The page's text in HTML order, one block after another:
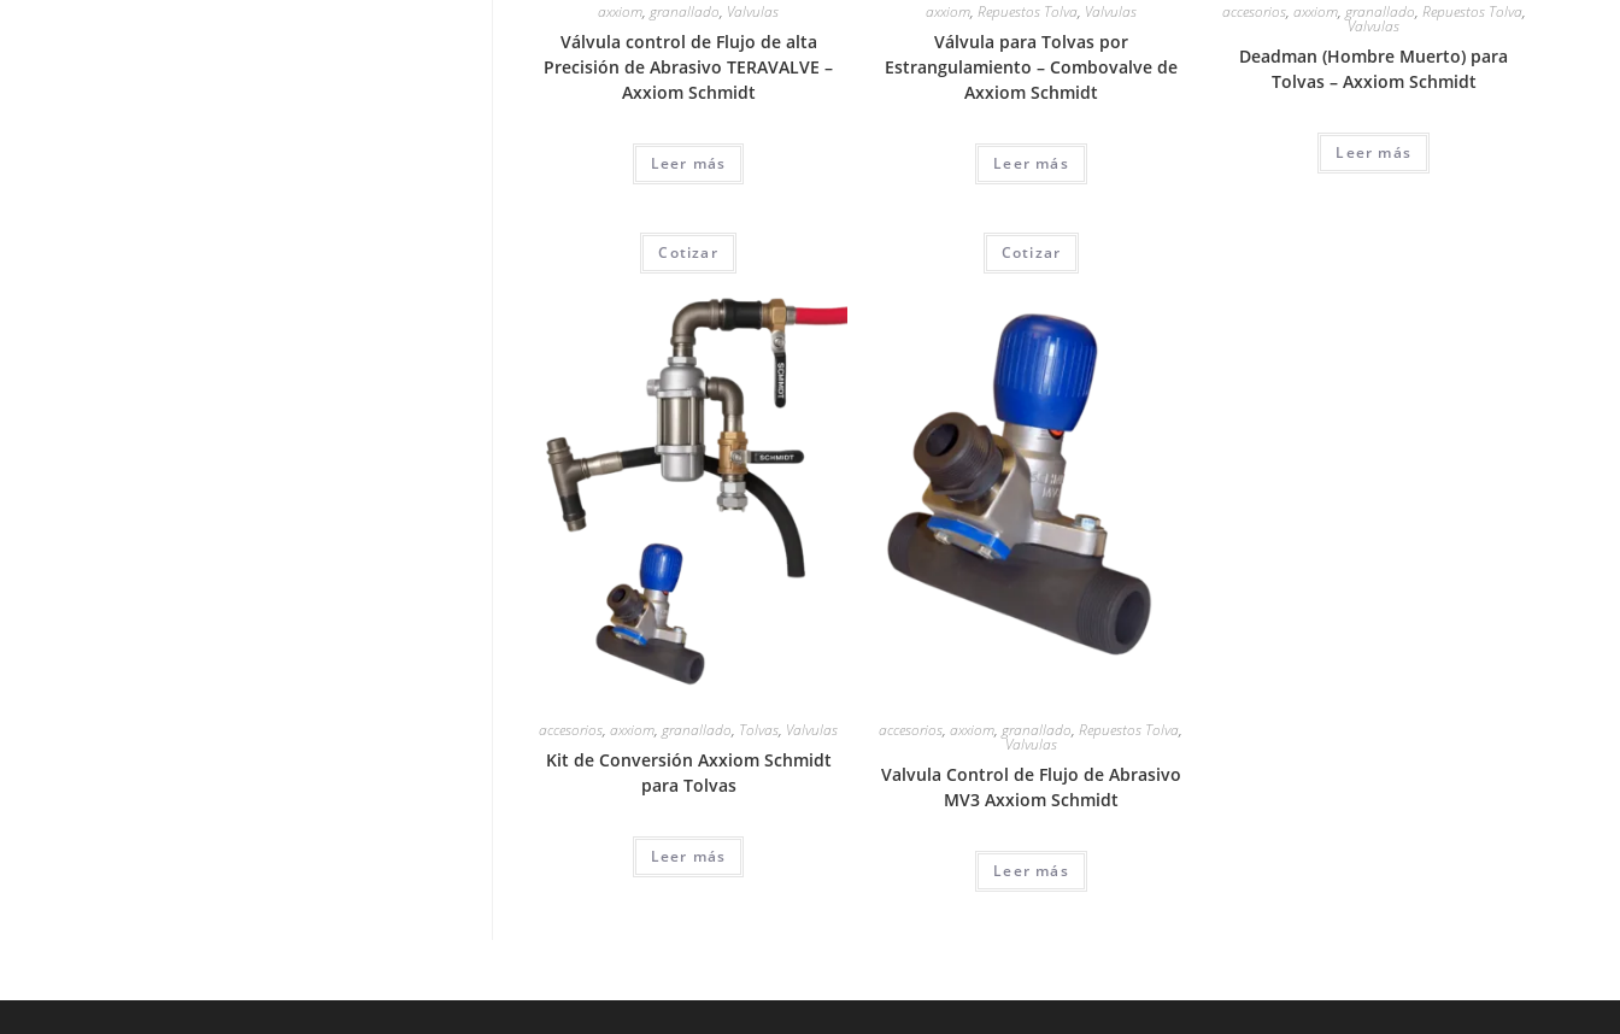
axxiom, granallado, Valvulas
Válvula control de Flujo de alta
Precisión de Abrasivo TERAVALVE –
Axxiom Schmidt
Leer más
axxiom, Repuestos Tolva, Valvulas
Válvula para Tolvas por
Estrangulamiento – Combovalve de
Axxiom Schmidt
Leer más
accesorios, axxiom, granallado, Repuestos Tolva,
Valvulas
Deadman (Hombre Muerto) para
Tolvas – Axxiom Schmidt
Leer más
Cotizar
accesorios,axxiom, granallado, Tolvas, Valvulas
Kit de Conversión Axxiom Schmidt
para Tolvas
Leer más
Cotizar
accesorios,axxiom, granallado,Repuestos Tolva,
Valvulas
Valvula Control de Flujo de Abrasivo
MV3 Axxiom Schmidt
Leer más